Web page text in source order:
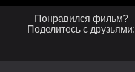
Понравился фильм?
Поделитесь с друзьями: